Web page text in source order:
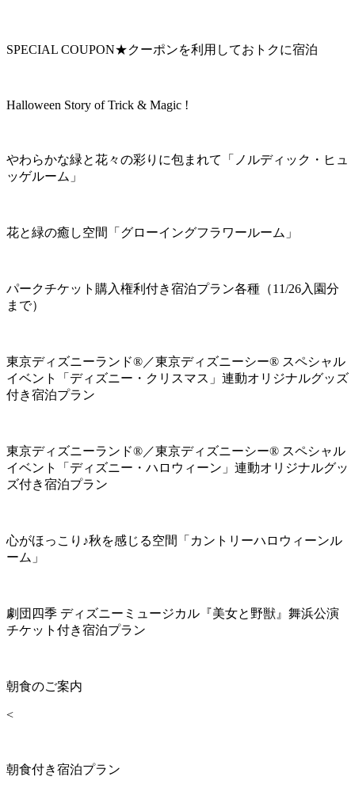
SPECIAL COUPON★クーポンを利用しておトクに宿泊
Halloween Story of Trick & Magic !
やわらかな緑と花々の彩りに包まれて「ノルディック・ヒュ
ッゲルーム」
花と緑の癒し空間「グローイングフラワールーム」
パークチケット購入権利付き宿泊プラン各種（11/26入園分
まで）
東京ディズニーランド®／東京ディズニーシー® スペシャル
イベント「ディズニー・クリスマス」連動オリジナルグッズ
付き宿泊プラン
東京ディズニーランド®／東京ディズニーシー® スペシャル
イベント「ディズニー・ハロウィーン」連動オリジナルグッ
ズ付き宿泊プラン
心がほっこり♪秋を感じる空間「カントリーハロウィーンル
ーム」
劇団四季 ディズニーミュージカル『美女と野獣』舞浜公演
チケット付き宿泊プラン
朝食のご案内
<
朝食付き宿泊プラン